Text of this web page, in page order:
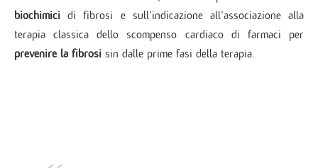
biochimici di fibrosi e sull’indicazione all’associazione alla
terapia classica dello scompenso cardiaco di farmaci per
prevenire la fibrosi sin dalle prime fasi della terapia.